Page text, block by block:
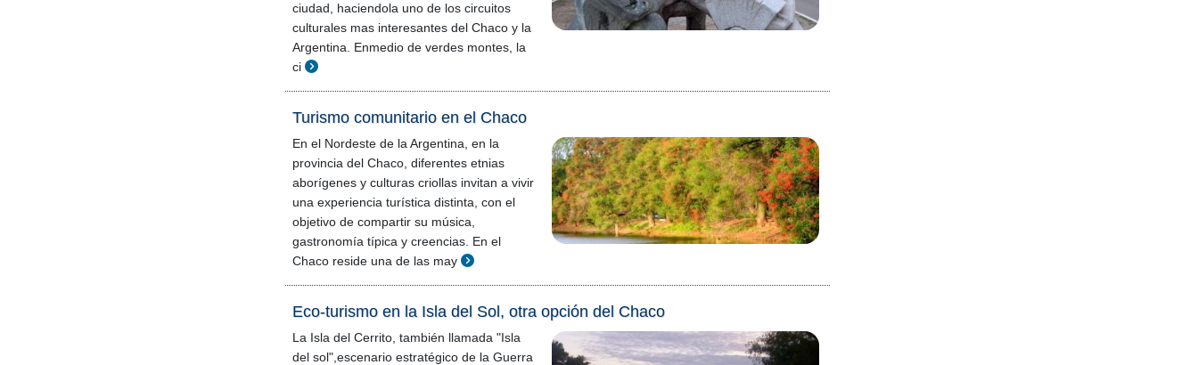
ciudad, haciendola uno de los circuitos
culturales mas interesantes del Chaco y la
Argentina. Enmedio de verdes montes, la
ci
Turismo comunitario en el Chaco
En el Nordeste de la Argentina, en la
provincia del Chaco, diferentes etnias
aborígenes y culturas criollas invitan a vivir
una experiencia turística distinta, con el
objetivo de compartir su música,
gastronomía típica y creencias. En el
Chaco reside una de las may
Eco-turismo en la Isla del Sol, otra opción del Chaco
La Isla del Cerrito, también llamada "Isla
del sol",escenario estratégico de la Guerra